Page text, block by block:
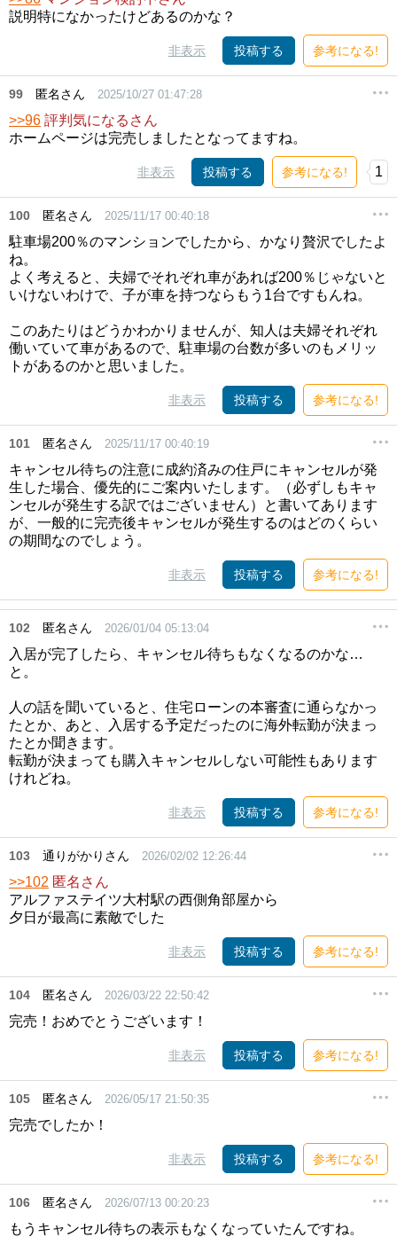
説明特になかったけどあるのかな？
非表示 投稿する 参考になる!
99 匿名さん 2025/10/27 01:47:28
>>96 評判気になるさん
ホームページは完売しましたとなってますね。
非表示 投稿する 参考になる! 1
100 匿名さん 2025/11/17 00:40:18
駐車場200％のマンションでしたから、かなり贅沢でしたよ
ね。
よく考えると、夫婦でそれぞれ車があれば200％じゃないと
いけないわけで、子が車を持つならもう1台ですもんね。
このあたりはどうかわかりませんが、知人は夫婦それぞれ
働いていて車があるので、駐車場の台数が多いのもメリッ
トがあるのかと思いました。
非表示 投稿する 参考になる!
101 匿名さん 2025/11/17 00:40:19
キャンセル待ちの注意に成約済みの住戸にキャンセルが発
生した場合、優先的にご案内いたします。（必ずしもキャ
ンセルが発生する訳ではございません）と書いてあります
が、一般的に完売後キャンセルが発生するのはどのくらい
の期間なのでしょう。
非表示 投稿する 参考になる!
102 匿名さん 2026/01/04 05:13:04
入居が完了したら、キャンセル待ちもなくなるのかな…
と。
人の話を聞いていると、住宅ローンの本審査に通らなかっ
たとか、あと、入居する予定だったのに海外転勤が決まっ
たとか聞きます。
転勤が決まっても購入キャンセルしない可能性もあります
けれどね。
非表示 投稿する 参考になる!
103 通りがかりさん 2026/02/02 12:26:44
>>102 匿名さん
アルファステイツ大村駅の西側角部屋から
夕日が最高に素敵でした
非表示 投稿する 参考になる!
104 匿名さん 2026/03/22 22:50:42
完売！おめでとうございます！
非表示 投稿する 参考になる!
105 匿名さん 2026/05/17 21:50:35
完売でしたか！
非表示 投稿する 参考になる!
106 匿名さん 2026/07/13 00:20:23
もうキャンセル待ちの表示もなくなっていたんですね。